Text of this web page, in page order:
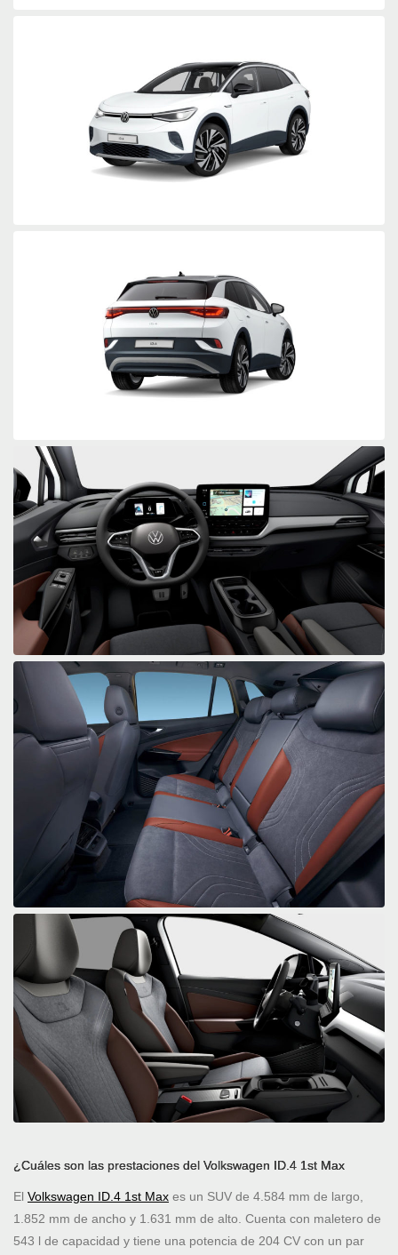
¿Cuáles son las prestaciones del Volkswagen ID.4 1st Max
El Volkswagen ID.4 1st Max es un SUV de 4.584 mm de largo,
1.852 mm de ancho y 1.631 mm de alto. Cuenta con maletero de
543 l de capacidad y tiene una potencia de 204 CV con un par